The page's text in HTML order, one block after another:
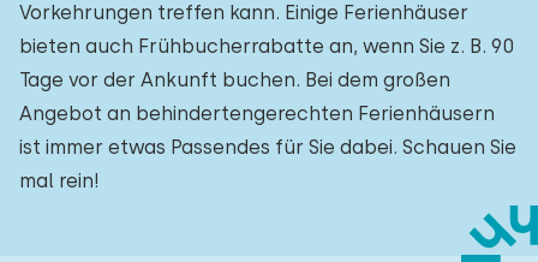
Vorkehrungen treffen kann. Einige Ferienhäuser
bieten auch Frühbucherrabatte an, wenn Sie z. B. 90
Tage vor der Ankunft buchen. Bei dem großen
Angebot an behindertengerechten Ferienhäusern
ist immer etwas Passendes für Sie dabei. Schauen Sie
mal rein!